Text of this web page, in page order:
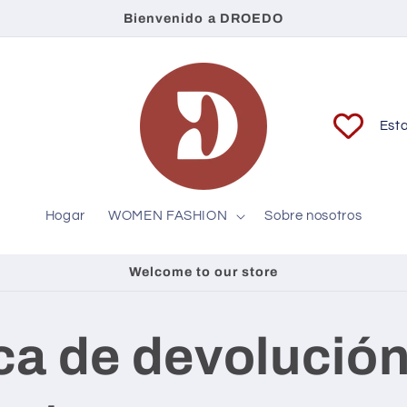
Bienvenido a DROEDO
Hogar WOMEN FASHION Sobre nosotros
P
g
i
Welcome to our store
de